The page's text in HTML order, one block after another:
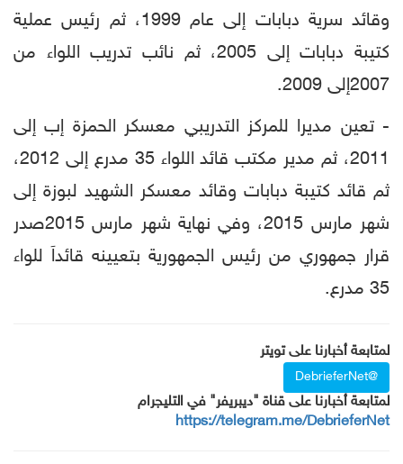
وقائد سرية دبابات إلى عام 1999، ثم رئيس عملية
كتيبة دبابات إلى 2005، ثم نائب تدريب اللواء من
2007إلى 2009.
- تعين مديرا للمركز التدريبي معسكر الحمزة إب إلى
2011، ثم مدير مكتب قائد اللواء 35 مدرع إلى 2012،
ثم قائد كتيبة دبابات وقائد معسكر الشهيد لبوزة إلى
شهر مارس 2015، وفي نهاية شهر مارس 2015صدر
قرار جمهوري من رئيس الجمهورية بتعيينه قائداَ للواء
35 مدرع.
لمتابعة أخبارنا على تويتر
@DebrieferNet
لمتابعة أخبارنا على قناة "ديبريفر" في التليجرام
https://telegram.me/DebrieferNet